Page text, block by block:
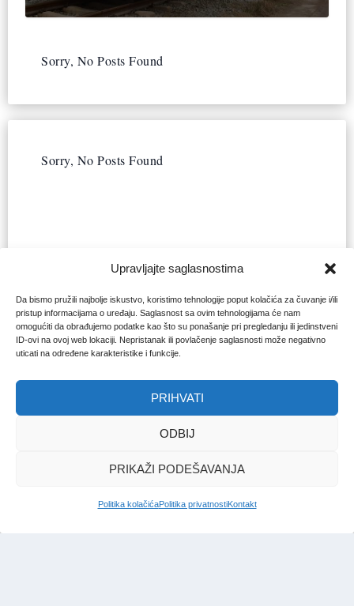
Upravljajte saglasnostima
Da bismo pružili najbolje iskustvo, koristimo tehnologije poput kolačića za čuvanje i/ili
pristup informacijama o uređaju. Saglasnost sa ovim tehnologijama će nam
omogućiti da obrađujemo podatke kao što su ponašanje pri pregledanju ili jedinstveni
ID-ovi na ovoj web lokaciji. Nepristanak ili povlačenje saglasnosti može negativno
uticati na određene karakteristike i funkcije.
PRIHVATI
ODBIJ
PRIKAŽI PODEŠAVANJA
Politika kolačićaPolitika privatnostiKontakt
Sorry, No Posts Found
Sorry, No Posts Found